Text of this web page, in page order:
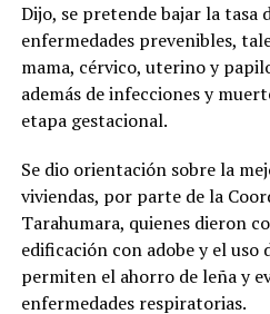
Dijo, se pretende bajar la tasa
enfermedades prevenibles,
mama, cérvico, uterino y
además de infecciones y
etapa gestacional.
Se dio orientación sobre la
viviendas, por parte de la
Tarahumara, quienes dieron
edificación con adobe y el uso
permiten el ahorro de leña y
enfermedades respiratorias.